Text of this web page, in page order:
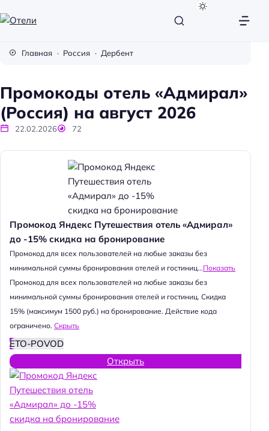
и
Главная Россия Дербент
Промокоды отель «Адмирал»
(Россия) на август 2026
22.02.2026 72
Промокод Яндекс Путешествия отель «Адмирал»
до -15% скидка на бронирование
Промокод для всех пользователей на любые заказы без
минимальной суммы бронирования отелей и гостиниц...Показать
Промокод для всех пользователей на любые заказы без
минимальной суммы бронирования отелей и гостиниц. Скидка
15% (максимум 1500 руб.) на бронирование. Действие кода
ограничено. Скрыть
ETO-POVOD
Открыть